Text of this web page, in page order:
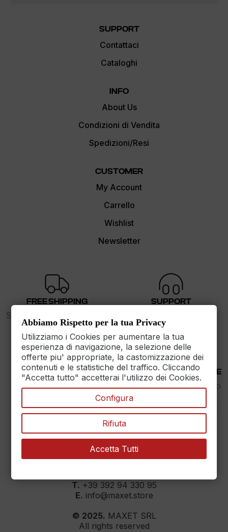
SUPPORT
Contattaci
Cataloghi
INFO
About Us
Condizioni di Vendita
Spedizioni/Resi
CUSTOMER
My Account
Carrello
Wishlist
Newsletter
FREE SHIPPING
Spedizione gratuita sopra i
89€
SUPPORT
30 DAYS RETURN
Reso Garantito entro
100% PAYMENT SECURE
Assicuriamo il pagamento
MAXET SRL
››Dati aziendali
T. +39 392 94 330 95
E. info@maxet.store
© 2025. MAXET SRL
All rights reserved
Abbiamo Rispetto per la tua Privacy
Utilizziamo i Cookies per aumentare la tua
esperienza di navigazione, la selezione delle
offerte piu' appropriate, la castomizzazione dei
contenuti e le statistiche del traffico. Cliccando
"Accetta tutto" accetterai l'utilizzo dei Cookies.
Configura
Rifiuta
Accetta Tutti